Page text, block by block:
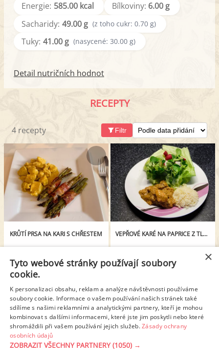
Energie: 585.00 kcal Bílkoviny: 6.00 g
Sacharidy: 49.00 g (z toho cukr: 0.70 g)
Tuky: 41.00 g (nasycené: 30.00 g)
Detail nutričních hodnot
RECEPTY
4 recepty Filtr
KRŮTÍ PRSA NA KARI S CHŘESTEM VEPŘOVÉ KARÉ NA PAPRICE Z TLAKOVÉHO HRNCE
×
Tyto webové stránky používají soubory
cookie.
K personalizaci obsahu, reklam a analýze návštěvnosti používáme
soubory cookie. Informace o vašem používání našich stránek také
sdílíme s našimi reklamními a analytickými partnery, kteří je mohou
kombinovat s dalšími informacemi, které jste jim poskytli nebo které
shromáždili při vašem používání jejich služeb.Zásady ochrany
osobních údajů
ZOBRAZIT VŠECHNY PARTNERY(1050) →